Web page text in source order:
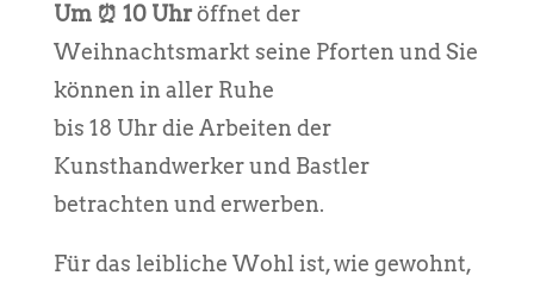
Um ⏰ 10 Uhröffnet der
Weihnachtsmarkt seine Pforten und Sie
können in aller Ruhe
bis 18 Uhr die Arbeiten der
Kunsthandwerker und Bastler
betrachten und erwerben.
Für das leibliche Wohl ist, wie gewohnt,